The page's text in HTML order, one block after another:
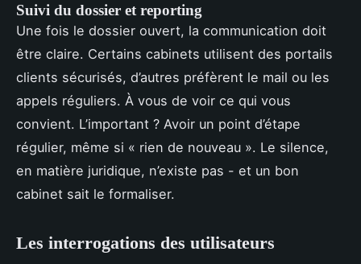
Suivi du dossier et reporting
Une fois le dossier ouvert, la communication doit
être claire. Certains cabinets utilisent des portails
clients sécurisés, d’autres préfèrent le mail ou les
appels réguliers. À vous de voir ce qui vous
convient. L’important ? Avoir un point d’étape
régulier, même si « rien de nouveau ». Le silence,
en matière juridique, n’existe pas - et un bon
cabinet sait le formaliser.
Les interrogations des utilisateurs